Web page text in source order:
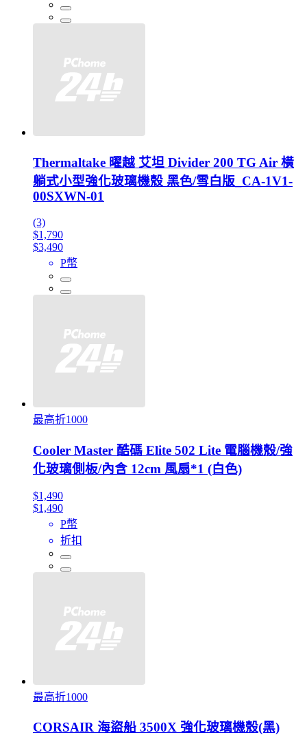
Thermaltake 曜越 艾坦 Divider 200 TG Air 橫
躺式小型強化玻璃機殼 黑色/雪白版_CA-1V1-
00SXWN-01
(3)
$1,790
$3,490
P幣
最高折1000
Cooler Master 酷碼 Elite 502 Lite 電腦機殼/強
化玻璃側板/內含 12cm 風扇*1 (白色)
$1,490
$1,490
P幣
折扣
最高折1000
CORSAIR 海盜船 3500X 強化玻璃機殼(黑)